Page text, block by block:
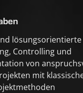
Controlling und
von
mit